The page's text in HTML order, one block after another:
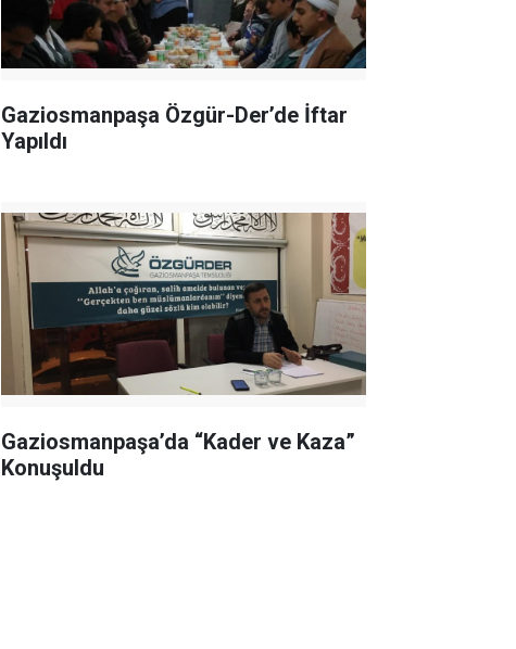
Gaziosmanpaşa Özgür-Der’de İftar
Yapıldı
Gaziosmanpaşa’da “Kader ve Kaza”
Konuşuldu